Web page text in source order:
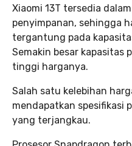
Xiaomi 13T tersedia
penyimpanan, sehingga
tergantung pada
Semakin besar kapasitas
tinggi harganya.
Salah satu kelebihan
mendapatkan spesifikasi
yang terjangkau.